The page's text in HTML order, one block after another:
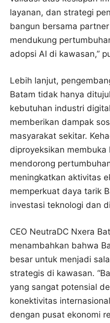
layanan, dan strategi
bangun bersama
mendukung
adopsi AI di kawasan,”
Lebih lanjut,
Batam tidak hanya
kebutuhan industri
memberikan dampak
masyarakat sekitar.
diproyeksikan
mendorong
meningkatkan aktivitas
memperkuat daya tarik
investasi teknologi dan
CEO NeutraDC Nxera
menambahkan bahwa
besar untuk menjadi
strategis di kawasan.
yang sangat potensial
konektivitas
dengan pusat ekonomi